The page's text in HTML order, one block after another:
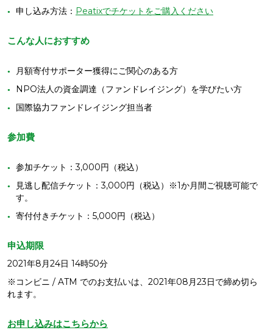
申し込み方法： Peatixでチケットをご購入ください
こんな人におすすめ
月額寄付サポーター獲得にご関心のある方
NPO法人の資金調達（ファンドレイジング）を学びたい方
国際協力ファンドレイジング担当者
参加費
参加チケット：3,000円（税込）
見逃し配信チケット：3,000円（税込）※1か月間ご視聴可能で
す。
寄付付きチケット：5,000円（税込）
申込期限
2021年8月24日 14時50分
※コンビニ / ATM でのお支払いは、2021年08月23日で締め切ら
れます。
お申し込みはこちらから